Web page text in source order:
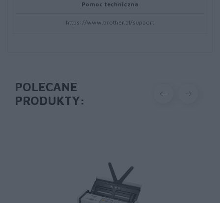
Pomoc techniczna
https://www.brother.pl/support
POLECANE
PRODUKTY: